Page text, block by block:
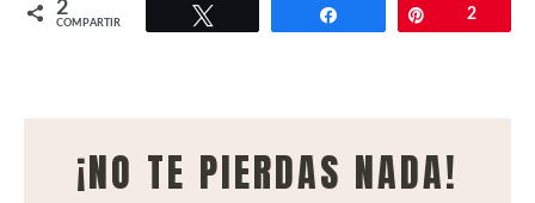
2
COMPARTIR
Compartir 2
¡NO TE PIERDAS NADA!